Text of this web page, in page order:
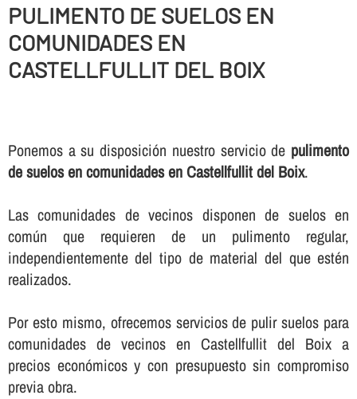
PULIMENTO DE SUELOS EN
COMUNIDADES EN
CASTELLFULLIT DEL BOIX
Ponemos a su disposición nuestro servicio de pulimento
de suelos en comunidades en Castellfullit del Boix.
Las comunidades de vecinos disponen de suelos en
común que requieren de un pulimento regular,
independientemente del tipo de material del que estén
realizados.
Por esto mismo, ofrecemos servicios de pulir suelos para
comunidades de vecinos en Castellfullit del Boix a
precios económicos y con presupuesto sin compromiso
previa obra.